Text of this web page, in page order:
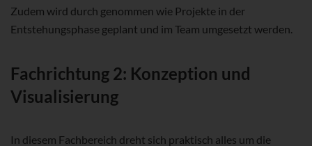
Zudem wird durch genommen wie Projekte in der
Entstehungsphase geplant und im Team umgesetzt werden.
Fachrichtung 2: Konzeption und
Visualisierung
In diesem Fachbereich dreht sich praktisch alles um die